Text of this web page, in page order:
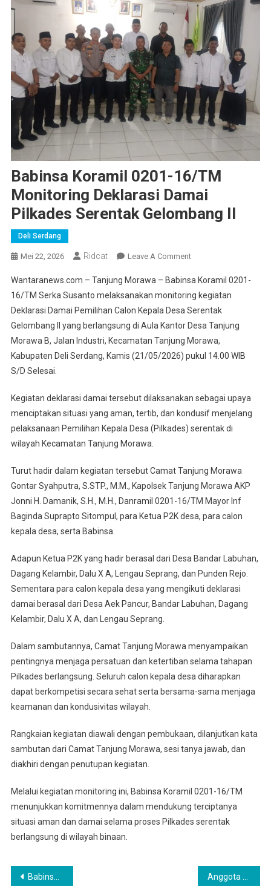
Babinsa Koramil 0201-16/TM
Monitoring Deklarasi Damai
Pilkades Serentak Gelombang II
Deli Serdang
Mei 22, 2026 Ridcat Leave A CommentOn
Koramil
0201-
16/TM
Monitoring
Deklarasi
Damai
Gelombang
II
Wantaranews.com – Tanjung Morawa – Babinsa Koramil 0201-
16/TM Serka Susanto melaksanakan monitoring kegiatan
Deklarasi Damai Pemilihan Calon Kepala Desa Serentak
Gelombang II yang berlangsung di Aula Kantor Desa Tanjung
Morawa B, Jalan Industri, Kecamatan Tanjung Morawa,
Kabupaten Deli Serdang, Kamis (21/05/2026) pukul 14.00 WIB
S/D Selesai.
Kegiatan deklarasi damai tersebut dilaksanakan sebagai upaya
menciptakan situasi yang aman, tertib, dan kondusif menjelang
pelaksanaan Pemilihan Kepala Desa (Pilkades) serentak di
wilayah Kecamatan Tanjung Morawa.
Turut hadir dalam kegiatan tersebut Camat Tanjung Morawa
Gontar Syahputra, S.STP., M.M., Kapolsek Tanjung Morawa AKP
Jonni H. Damanik, S.H., M.H., Danramil 0201-16/TM Mayor Inf
Baginda Suprapto Sitompul, para Ketua P2K desa, para calon
kepala desa, serta Babinsa.
Adapun Ketua P2K yang hadir berasal dari Desa Bandar Labuhan,
Dagang Kelambir, Dalu X A, Lengau Seprang, dan Punden Rejo.
Sementara para calon kepala desa yang mengikuti deklarasi
damai berasal dari Desa Aek Pancur, Bandar Labuhan, Dagang
Kelambir, Dalu X A, dan Lengau Seprang.
Dalam sambutannya, Camat Tanjung Morawa menyampaikan
pentingnya menjaga persatuan dan ketertiban selama tahapan
Pilkades berlangsung. Seluruh calon kepala desa diharapkan
dapat berkompetisi secara sehat serta bersama-sama menjaga
keamanan dan kondusivitas wilayah.
Rangkaian kegiatan diawali dengan pembukaan, dilanjutkan kata
sambutan dari Camat Tanjung Morawa, sesi tanya jawab, dan
diakhiri dengan penutupan kegiatan.
Melalui kegiatan monitoring ini, Babinsa Koramil 0201-16/TM
menunjukkan komitmennya dalam mendukung terciptanya
situasi aman dan damai selama proses Pilkades serentak
berlangsung di wilayah binaan.
Navigasi
Babinsa Pulo Brayan Darat II Hadiri Lomba Hatinya PKK Kota Medan di Komplek Wartawan Anggota Koramil 0201-16/TM Bersama Ibu Persit Ranting XVII Kodim 0201/Medan Laksanakan Takziah ke Rumah Duka Almarhum Supriadi